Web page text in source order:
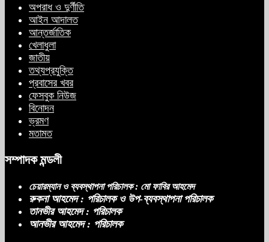
অপরাধ ও দুর্ণীতি
আইন আদালত
আন্তর্জাতিক
খেলাধুলা
জাতীয়
তথ্যপ্রযুক্তি
প্রবাসের খবর
ফেসবুক নিউজ
বিনোদন
ভ্রমণ
মতামত
সম্পাদক মন্ডলী
চেয়ারম্যান ও ব্যবস্থাপনা পরিচালক : মো ফাবির আহমেদ
রুকনা আহমেদ : পরিচালক ও উপ-ব্যবস্থাপনা পরিচালক
তানভীর আহমেদ : পরিচালক
আনভীর আহমেদ : পরিচালক